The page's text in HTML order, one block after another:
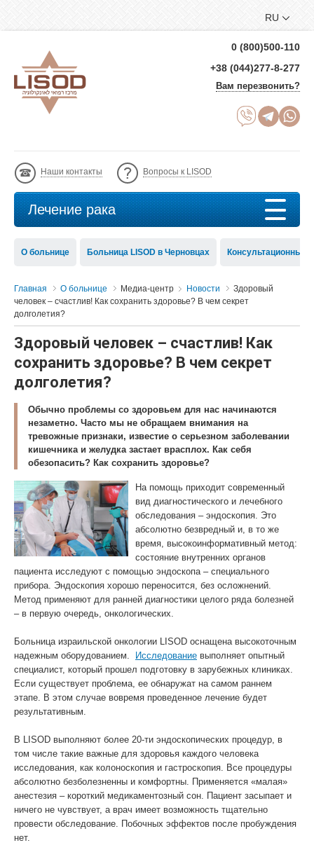
RU
0 (800)500-110
+38 (044)277-8-277
Вам перезвонить?
Наши контакты Вопросы к LISOD
Лечение рака
О больнице Больница LISOD в Черновцах Консультационный
Главная О больнице Медиа-центр Новости
Здоровый
человек – счастлив! Как сохранить здоровье? В чем секрет
долголетия?
Здоровый человек – счастлив! Как
сохранить здоровье? В чем секрет
долголетия?
Обычно проблемы со здоровьем для нас начинаются
незаметно. Часто мы не обращаем внимания на
тревожные признаки, известие о серьезном заболевании
кишечника и желудка застает врасплох. Как себя
обезопасить? Как сохранить здоровье?
На помощь приходит современный
вид диагностического и лечебного
обследования – эндоскопия. Это
абсолютно безвредный и, в то же
время, высокоинформативный метод:
состояние внутренних органов
пациента исследуют с помощью эндоскопа – специального
прибора. Эндоскопия хорошо переносится, без осложнений.
Метод применяют для ранней диагностики целого ряда болезней
– в первую очередь, онкологических.
Больница израильской онкологии LISOD оснащена высокоточным
надежным оборудованием.
Исследование выполняет опытный
специалист, который прошел подготовку в зарубежных клиниках.
Если существует проблема, ее обнаружат на самом раннем
этапе. В этом случае вовремя проведенное лечение будет
результативным.
В LISOD выполняют более 20-ти эндоскопических процедур, в
том числе такие важные для здоровья каждого человека
исследования, как колоноскопия и гастроскопия. Все процедуры
абсолютно безболезненны и комфортны. Применяется «малая»
анестезия – короткий медикаментозный сон. Пациент засыпает и
ничего не чувствует, а врач имеет возможность тщательно
провести обследование. Побочных эффектов после пробуждения
нет.